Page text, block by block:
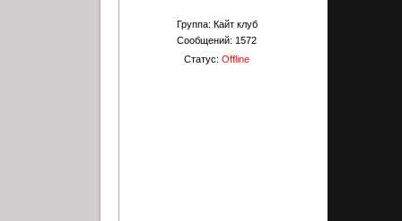
Группа: Кайт клуб
Сообщений: 1572
Статус: Offline